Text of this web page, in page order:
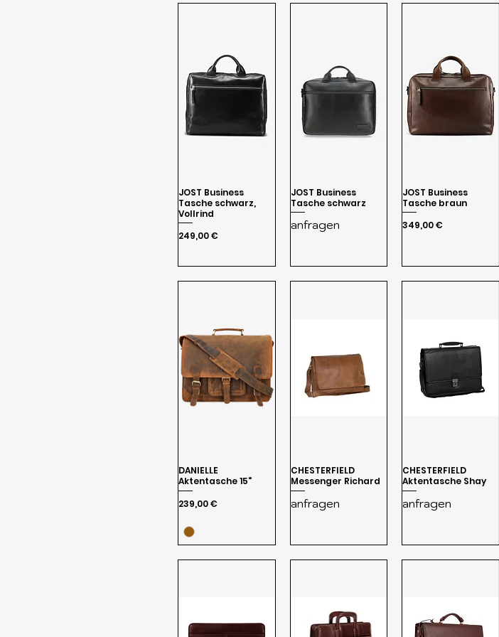
JOST Business
Tasche schwarz,
Vollrind
Preis
249,00 €
JOST Business
Tasche schwarz
anfragen
JOST Business
Tasche braun
Preis
349,00 €
DANIELLE
Aktentasche 15"
Preis
239,00 €
CHESTERFIELD
Messenger Richard
anfragen
CHESTERFIELD
Aktentasche Shay
anfragen